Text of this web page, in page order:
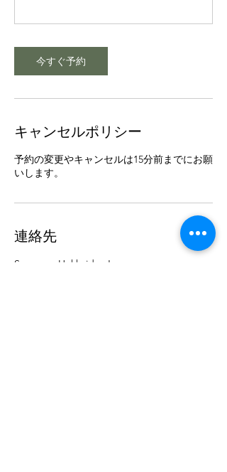
今すぐ予約
キャンセルポリシー
予約の変更やキャンセルは15分前までにお願
いします。
連絡先
Sapporo, Hokkaido, Japan